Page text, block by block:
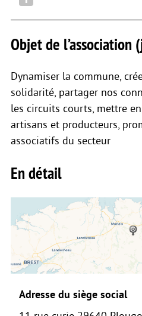
Objet de
Dynamiser la commune,
solidarité, partager nos
les circuits courts, mettre
artisans et producteurs,
associatifs du secteur
En détail
Adresse du siège social